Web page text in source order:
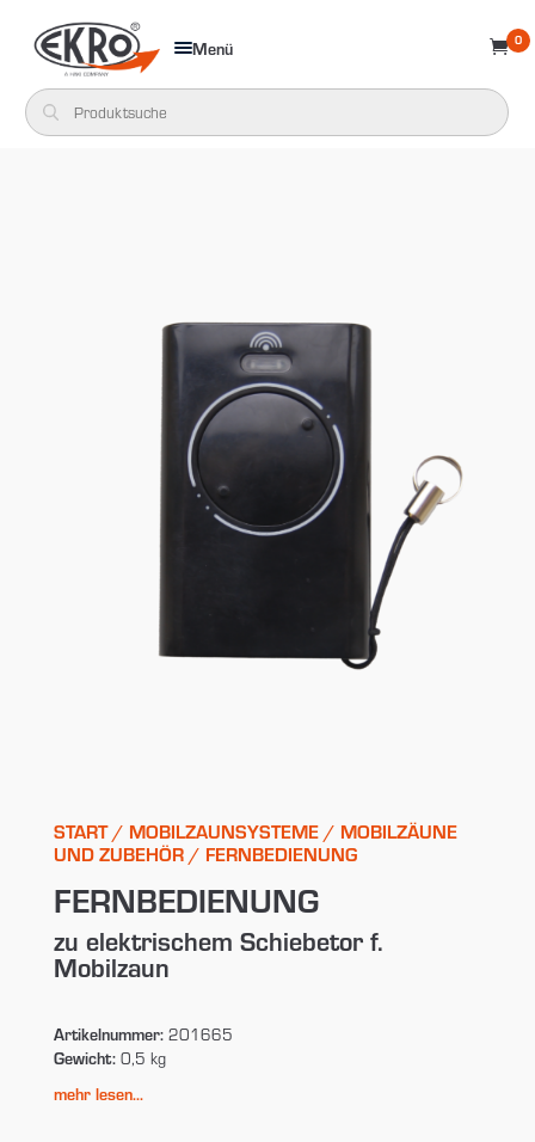
Menü  0
START/ MOBILZAUNSYSTEME/ MOBILZÄUNE
UND ZUBEHÖR/ FERNBEDIENUNG
FERNBEDIENUNG
zu elektrischem Schiebetor f.
Mobilzaun
Artikelnummer:201665
Gewicht:0,5 kg
mehr lesen...